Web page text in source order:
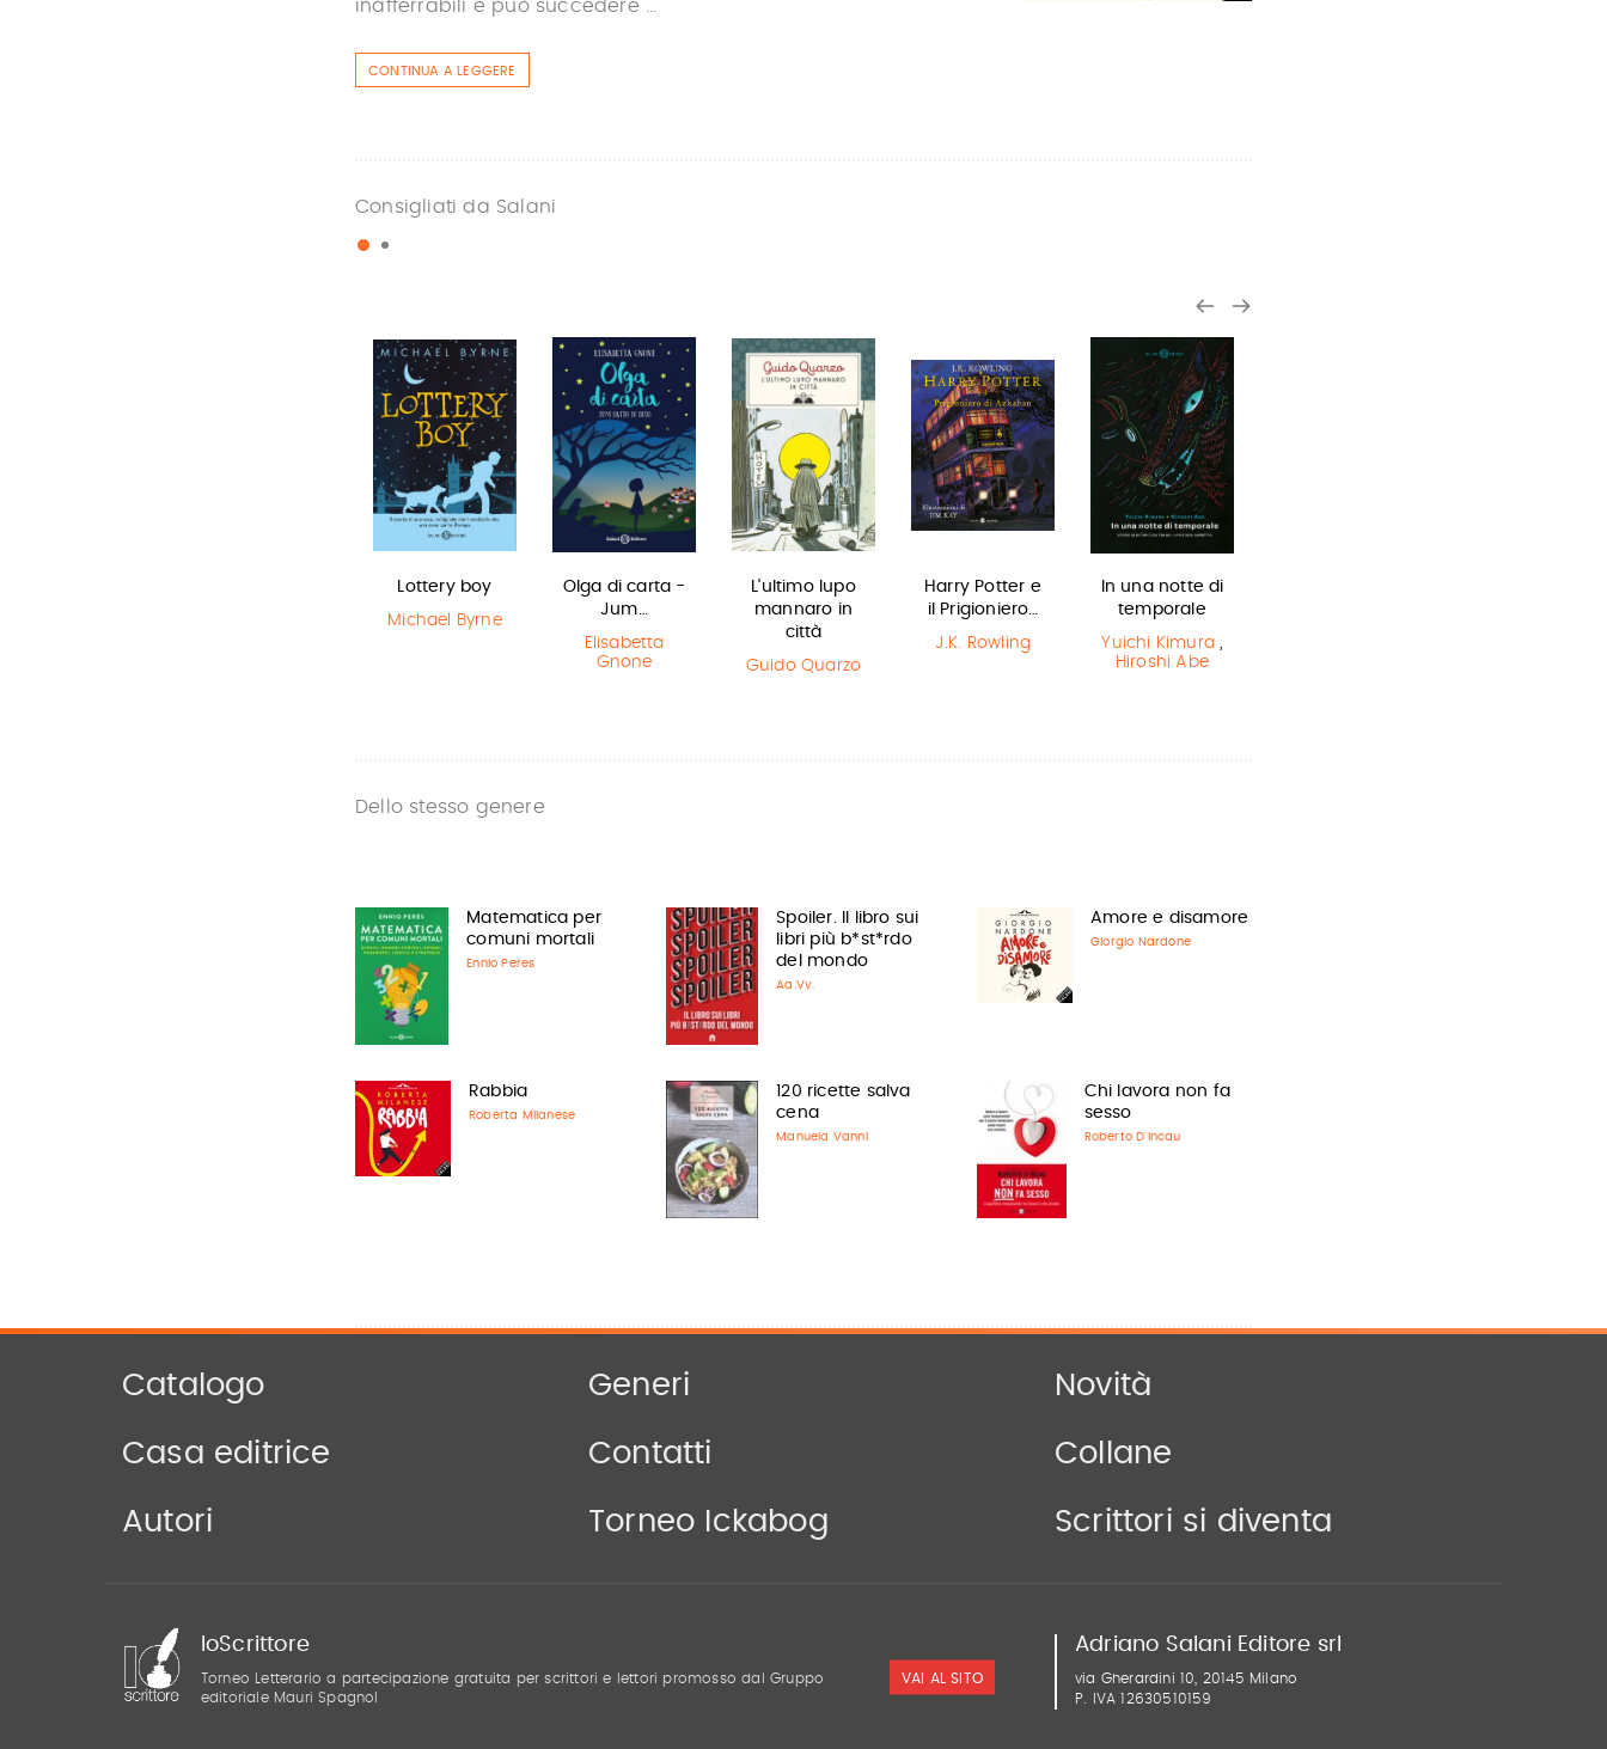
inafferrabili e può succedere ...
CONTINUA A LEGGERE
Consigliati da Salani
Lottery boy
Michael Byrne
Olga di carta -
Jum…
Elisabetta
Gnone
L'ultimo lupo
mannaro in
città
Guido Quarzo
Harry Potter e
il Prigioniero…
J.K. Rowling
In una notte di
temporale
Yuichi Kimura ,
Hiroshi Abe
Dello stesso genere
Matematica per
comuni mortali
Ennio Peres
Spoiler. Il libro sui
libri più b*st*rdo
del mondo
Aa.Vv.
Amore e disamore
Giorgio Nardone
Rabbia
Roberta Milanese
120 ricette salva
cena
Manuela Vanni
Chi lavora non fa
sesso
Roberto D'Incau
Catalogo Generi Novità
Casa editrice Contatti Collane
Autori Torneo Ickabog Scrittori si diventa
IoScrittore
Torneo Letterario a partecipazione gratuita per scrittori e lettori promosso dal Gruppo
editoriale Mauri Spagnol
VAI AL SITO
Adriano Salani Editore srl
via Gherardini 10, 20145 Milano
P. IVA 12630510159